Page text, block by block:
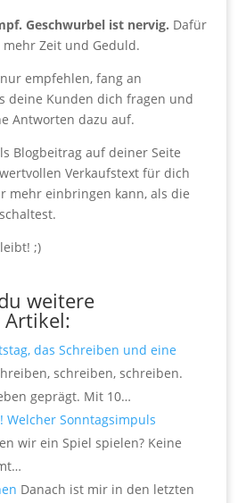
Geschwurbel ist nervig. Dafür
Zeit und Geduld.
empfehlen, fang an
deine Kunden dich fragen und
Antworten dazu auf.
Blogbeitrag auf deiner Seite
Verkaufstext für dich
mehr einbringen kann, als die
;)
weitere
das Schreiben und eine
schreiben, schreiben.
geprägt. Mit 10…
Welcher Sonntagsimpuls
wir ein Spiel spielen? Keine
Danach ist mir in den letzten